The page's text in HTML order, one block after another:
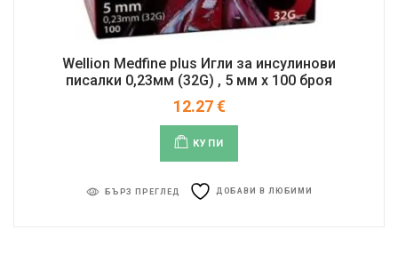
Wellion Medfine plus Игли за инсулинови
писалки 0,23мм (32G) , 5 мм x 100 броя
12.27€
КУПИ
БЪРЗ ПРЕГЛЕД ДОБАВИ В ЛЮБИМИ